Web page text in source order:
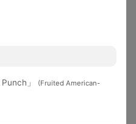
」
(Fruited American-
ース